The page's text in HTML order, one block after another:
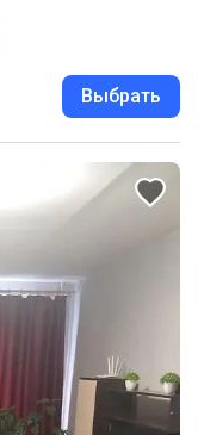
Выбрать